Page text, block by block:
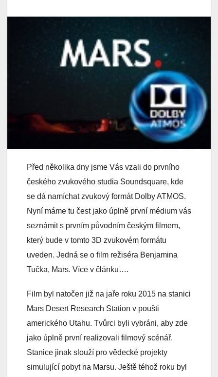
Před několika dny jsme Vás vzali do prvního
českého zvukového studia Soundsquare, kde
se dá namíchat zvukový formát Dolby ATMOS.
Nyní máme tu čest jako úplně první médium vás
seznámit s prvním původním českým filmem,
který bude v tomto 3D zvukovém formátu
uveden. Jedná se o film režiséra Benjamina
Tučka, Mars. Více v článku….
Film byl natočen již na jaře roku 2015 na stanici
Mars Desert Research Station v poušti
amerického Utahu. Tvůrci byli vybráni, aby zde
jako úplně první realizovali filmový scénář.
Stanice jinak slouží pro vědecké projekty
simulující pobyt na Marsu. Ještě téhož roku byl